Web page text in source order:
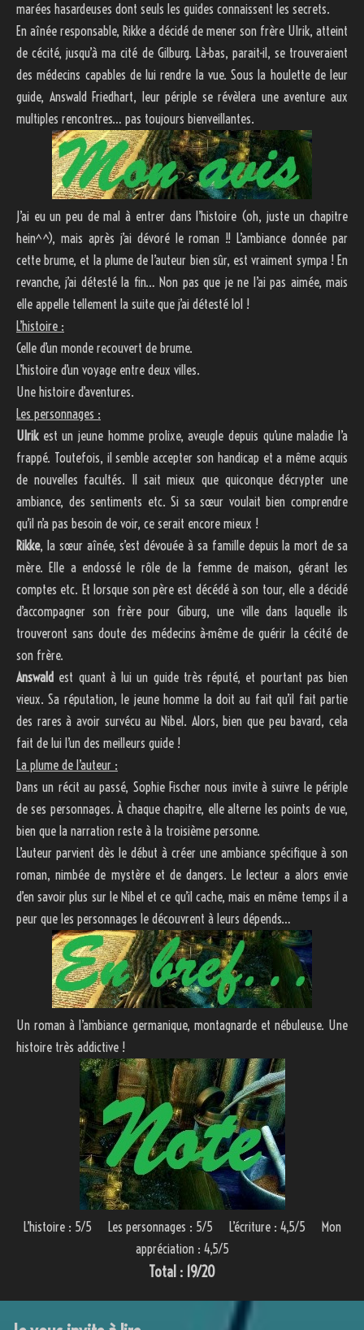
marées hasardeuses dont seuls les guides connaissent les secrets.
En aînée responsable, Rikke a décidé de mener son frère Ulrik, atteint
de cécité, jusqu’à ma cité de Gilburg. Là-bas, parait-il, se trouveraient
des médecins capables de lui rendre la vue. Sous la houlette de leur
guide, Answald Friedhart, leur périple se révèlera une aventure aux
multiples rencontres… pas toujours bienveillantes.
J’ai eu un peu de mal à entrer dans l’histoire (oh, juste un chapitre
hein^^), mais après j’ai dévoré le roman !! L’ambiance donnée par
cette brume, et la plume de l’auteur bien sûr, est vraiment sympa ! En
revanche, j’ai détesté la fin… Non pas que je ne l’ai pas aimée, mais
elle appelle tellement la suite que j’ai détesté lol !
L’histoire :
Celle d’un monde recouvert de brume.
L’histoire d’un voyage entre deux villes.
Une histoire d’aventures.
Les personnages :
Ulrikest un jeune homme prolixe, aveugle depuis qu’une maladie l’a
frappé. Toutefois, il semble accepter son handicap et a même acquis
de nouvelles facultés. Il sait mieux que quiconque décrypter une
ambiance, des sentiments etc. Si sa sœur voulait bien comprendre
qu’il n’a pas besoin de voir, ce serait encore mieux !
Rikke, la sœur aînée, s’est dévouée à sa famille depuis la mort de sa
mère. Elle a endossé le rôle de la femme de maison, gérant les
comptes etc. Et lorsque son père est décédé à son tour, elle a décidé
d’accompagner son frère pour Giburg, une ville dans laquelle ils
trouveront sans doute des médecins à-même de guérir la cécité de
son frère.
Answald est quant à lui un guide très réputé, et pourtant pas bien
vieux. Sa réputation, le jeune homme la doit au fait qu’il fait partie
des rares à avoir survécu au Nibel. Alors, bien que peu bavard, cela
fait de lui l’un des meilleurs guide !
La plume de l’auteur :
Dans un récit au passé, Sophie Fischer nous invite à suivre le périple
de ses personnages. À chaque chapitre, elle alterne les points de vue,
bien que la narration reste à la troisième personne.
L’auteur parvient dès le début à créer une ambiance spécifique à son
roman, nimbée de mystère et de dangers. Le lecteur a alors envie
d’en savoir plus sur le Nibel et ce qu’il cache, mais en même temps il a
peur que les personnages le découvrent à leurs dépends…
Un roman à l’ambiance germanique, montagnarde et nébuleuse. Une
histoire très addictive !
L’histoire : 5/5 Les personnages : 5/5 L’écriture : 4,5/5 Mon
appréciation : 4,5/5
Total : 19/20